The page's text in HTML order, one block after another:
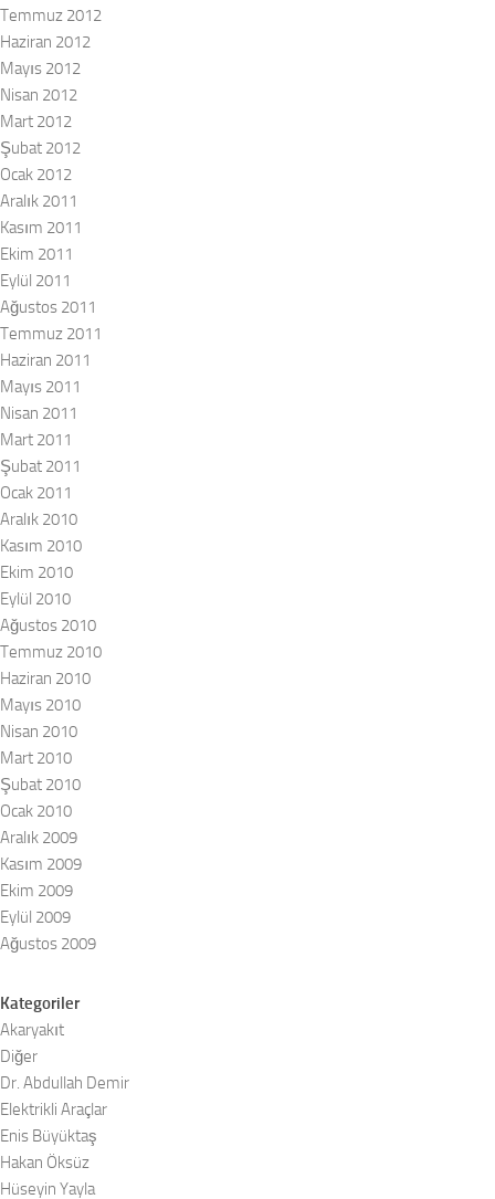
Temmuz 2012
Haziran 2012
Mayıs 2012
Nisan 2012
Mart 2012
Şubat 2012
Ocak 2012
Aralık 2011
Kasım 2011
Ekim 2011
Eylül 2011
Ağustos 2011
Temmuz 2011
Haziran 2011
Mayıs 2011
Nisan 2011
Mart 2011
Şubat 2011
Ocak 2011
Aralık 2010
Kasım 2010
Ekim 2010
Eylül 2010
Ağustos 2010
Temmuz 2010
Haziran 2010
Mayıs 2010
Nisan 2010
Mart 2010
Şubat 2010
Ocak 2010
Aralık 2009
Kasım 2009
Ekim 2009
Eylül 2009
Ağustos 2009
Kategoriler
Akaryakıt
Diğer
Dr. Abdullah Demir
Elektrikli Araçlar
Enis Büyüktaş
Hakan Öksüz
Hüseyin Yayla